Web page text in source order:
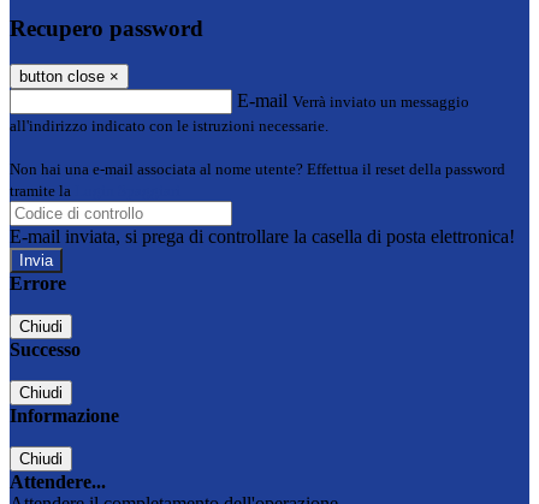
Recupero password
button close ×
E-mail Verrà inviato un messaggio
all'indirizzo indicato con le istruzioni necessarie.
Non hai una e-mail associata al nome utente? Effettua il reset della password
tramite la
E-mail inviata, si prega di controllare la casella di posta elettronica!
Errore
Chiudi
Successo
Chiudi
Informazione
Chiudi
Attendere...